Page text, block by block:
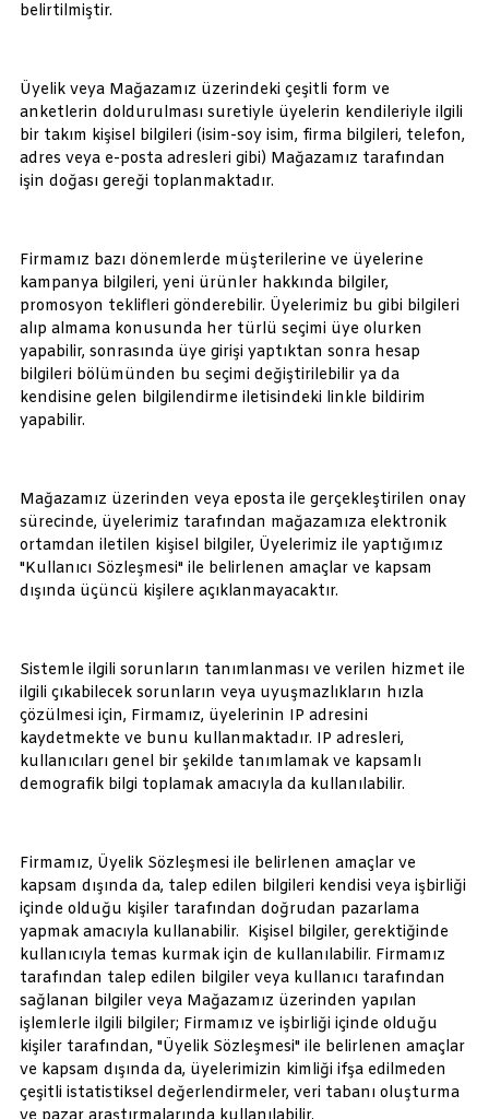
belirtilmiştir.
Üyelik veya Mağazamız üzerindeki çeşitli form ve
anketlerin doldurulması suretiyle üyelerin kendileriyle ilgili
bir takım kişisel bilgileri (isim-soy isim, firma bilgileri, telefon,
adres veya e-posta adresleri gibi) Mağazamız tarafından
işin doğası gereği toplanmaktadır.
Firmamız bazı dönemlerde müşterilerine ve üyelerine
kampanya bilgileri, yeni ürünler hakkında bilgiler,
promosyon teklifleri gönderebilir. Üyelerimiz bu gibi bilgileri
alıp almama konusunda her türlü seçimi üye olurken
yapabilir, sonrasında üye girişi yaptıktan sonra hesap
bilgileri bölümünden bu seçimi değiştirilebilir ya da
kendisine gelen bilgilendirme iletisindeki linkle bildirim
yapabilir.
Mağazamız üzerinden veya eposta ile gerçekleştirilen onay
sürecinde, üyelerimiz tarafından mağazamıza elektronik
ortamdan iletilen kişisel bilgiler, Üyelerimiz ile yaptığımız
"Kullanıcı Sözleşmesi" ile belirlenen amaçlar ve kapsam
dışında üçüncü kişilere açıklanmayacaktır.
Sistemle ilgili sorunların tanımlanması ve verilen hizmet ile
ilgili çıkabilecek sorunların veya uyuşmazlıkların hızla
çözülmesi için, Firmamız, üyelerinin IP adresini
kaydetmekte ve bunu kullanmaktadır. IP adresleri,
kullanıcıları genel bir şekilde tanımlamak ve kapsamlı
demografik bilgi toplamak amacıyla da kullanılabilir.
Firmamız, Üyelik Sözleşmesi ile belirlenen amaçlar ve
kapsam dışında da, talep edilen bilgileri kendisi veya işbirliği
içinde olduğu kişiler tarafından doğrudan pazarlama
yapmak amacıyla kullanabilir. Kişisel bilgiler, gerektiğinde
kullanıcıyla temas kurmak için de kullanılabilir. Firmamız
tarafından talep edilen bilgiler veya kullanıcı tarafından
sağlanan bilgiler veya Mağazamız üzerinden yapılan
işlemlerle ilgili bilgiler; Firmamız ve işbirliği içinde olduğu
kişiler tarafından, "Üyelik Sözleşmesi" ile belirlenen amaçlar
ve kapsam dışında da, üyelerimizin kimliği ifşa edilmeden
çeşitli istatistiksel değerlendirmeler, veri tabanı oluşturma